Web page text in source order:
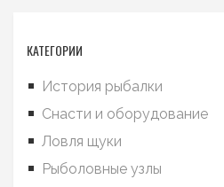
КАТЕГОРИИ
История рыбалки
Снасти и оборудование
Ловля щуки
Рыболовные узлы